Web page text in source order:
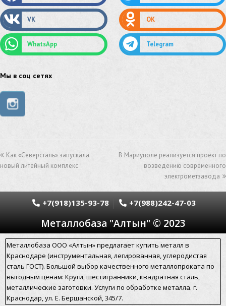
труба стальная сетка нержавеющая
сетка оцинкованная сетка стальная
сетка из нержавеющей стали
швеллер стальной
швеллер нержавеющий
уголок нержавеющий
уголок стальной
уголок из нержавейки электросварная труба
электросварная труба гост
электросварная прямошовная труба
алюминиевый уголок алюминиевая сетка
алюминиевая труба арматура стальная гост
VK OK
WhatsApp Telegram
Мы в соц сетях
Как «Северсталь» запускала
новый литейный комплекс
В Мариуполе реализуется проект по
возведению современного
электрометзавода
Металлобаза "Алтын" © 2023
+7(918)135-93-78 +7(988)242-47-03
Металлобаза ООО «Алтын» предлагает купить металл в
Краснодаре (инструментальная, легированная, углеродистая
сталь ГОСТ). Большой выбор качественного металлопроката по
выгодным ценам: Круги, шестигранники, квадратная сталь,
металлические заготовки. Услуги по обработке металла. г.
Краснодар, ул. Е. Бершанской, 345/7.